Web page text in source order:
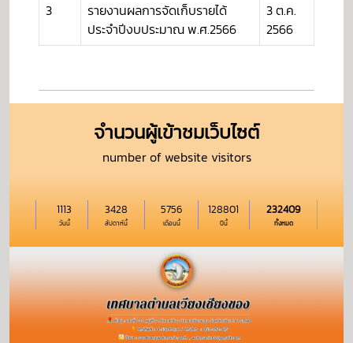
3
รายงานผลการจัดเก็บรายได้
ประจำปีงบประมาณ พ.ศ.2566
3 ต.ค.
2566
จำนวนผู้เข้าชมเว็บไซต์
number of website visitors
วันนี้
1113
สัปดาห์นี้
3428
เดือนนี้
5756
ปีนี้
128801
ทั้งหมด
232409